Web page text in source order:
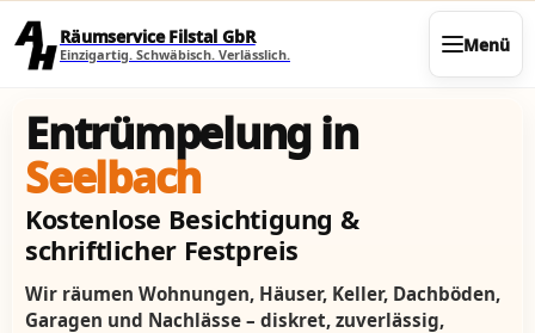
Räumservice Filstal GbR
Einzigartig. Schwäbisch. Verlässlich. Menü
Entrümpelung in
Seelbach
Kostenlose Besichtigung &
schriftlicher Festpreis
Wir räumen Wohnungen, Häuser, Keller, Dachböden,
Garagen und Nachlässe – diskret, zuverlässig,